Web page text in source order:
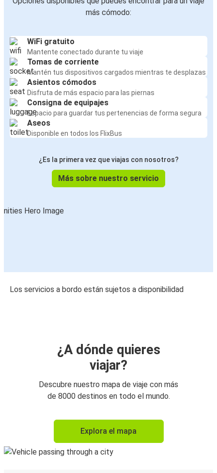
más cómodo:
WiFi gratuito
Mantente conectado durante tu viaje
Tomas de corriente
Mantén tus dispositivos cargados mientras te desplazas
Asientos cómodos
Disfruta de más espacio para las piernas
Consigna de equipajes
Espacio para guardar tus pertenencias de forma segura
Aseos
Disponible en todos los FlixBus
¿Es la primera vez que viajas con nosotros?
Más sobre nuestro servicio
Los servicios a bordo están sujetos a disponibilidad
¿A dónde quieres
viajar?
Descubre nuestro mapa de viaje con más
de 8000 destinos en todo el mundo.
Explora el mapa